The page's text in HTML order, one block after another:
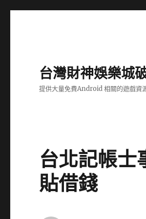
台灣財神娛樂城
提供大量免費Android 相關的遊戲資
台北記帳士
貼借錢